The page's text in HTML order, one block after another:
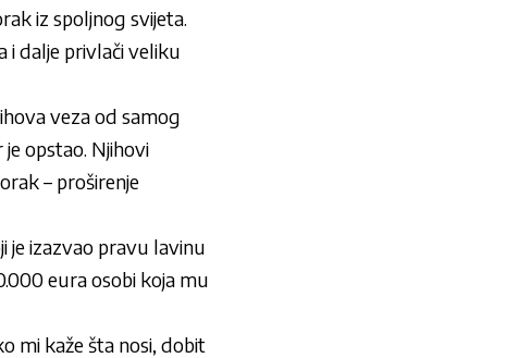
iz spoljnog svijeta.
i dalje privlači veliku
veza od samog
opstao. Njihovi
– proširenje
je izazvao pravu lavinu
eura osobi koja mu
mi kaže šta nosi, dobit